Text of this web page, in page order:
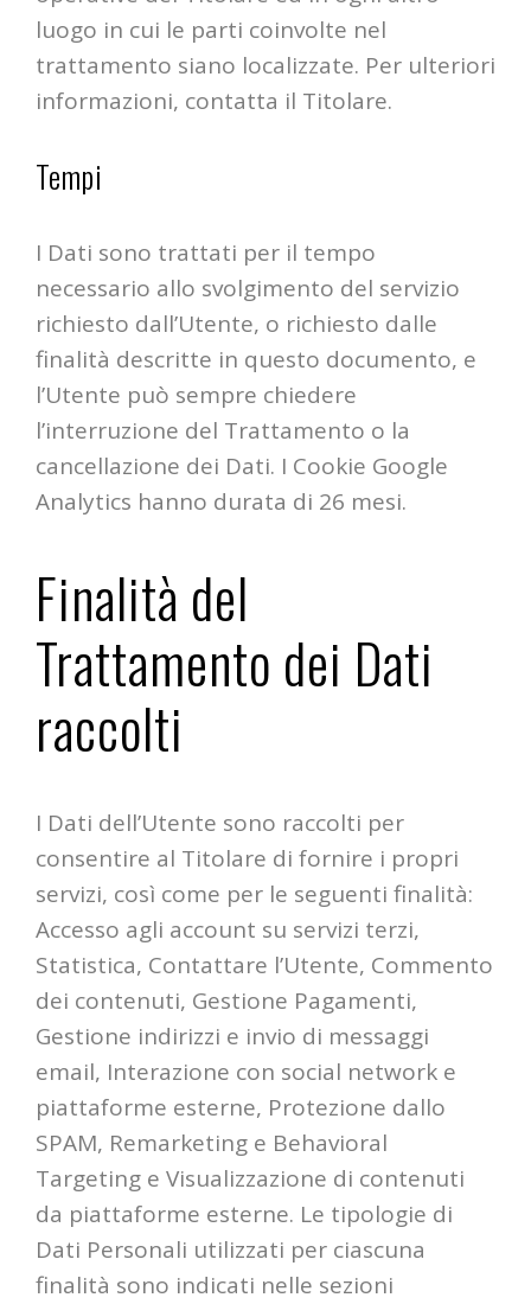
luogo in cui le parti coinvolte nel
trattamento siano localizzate. Per ulteriori
informazioni, contatta il Titolare.
Tempi
I Dati sono trattati per il tempo
necessario allo svolgimento del servizio
richiesto dall’Utente, o richiesto dalle
finalità descritte in questo documento, e
l’Utente può sempre chiedere
l’interruzione del Trattamento o la
cancellazione dei Dati. I Cookie Google
Analytics hanno durata di 26 mesi.
Finalità del
Trattamento dei Dati
raccolti
I Dati dell’Utente sono raccolti per
consentire al Titolare di fornire i propri
servizi, così come per le seguenti finalità:
Accesso agli account su servizi terzi,
Statistica, Contattare l’Utente, Commento
dei contenuti, Gestione Pagamenti,
Gestione indirizzi e invio di messaggi
email, Interazione con social network e
piattaforme esterne, Protezione dallo
SPAM, Remarketing e Behavioral
Targeting e Visualizzazione di contenuti
da piattaforme esterne. Le tipologie di
Dati Personali utilizzati per ciascuna
finalità sono indicati nelle sezioni